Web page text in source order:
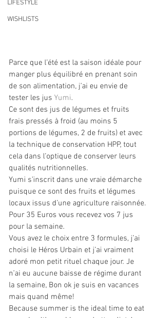
LIFESTYLE
WISHLISTS
Parce que l’été est la saison idéale pour
manger plus équilibré en prenant soin
de son alimentation, j’ai eu envie de
tester les jus Yumi.
Ce sont des jus de légumes et fruits
frais pressés à froid (au moins 5
portions de légumes, 2 de fruits) et avec
la technique de conservation HPP, tout
cela dans l’optique de conserver leurs
qualités nutritionnelles.
Yumi s’inscrit dans une vraie démarche
puisque ce sont des fruits et légumes
locaux issus d’une agriculture raisonnée.
Pour 35 Euros vous recevez vos 7 jus
pour la semaine.
Vous avez le choix entre 3 formules, j’ai
choisi le Héros Urbain et j’ai vraiment
adoré mon petit rituel chaque jour. Je
n’ai eu aucune baisse de régime durant
la semaine, Bon ok je suis en vacances
mais quand même!
Because summer is the ideal time to eat